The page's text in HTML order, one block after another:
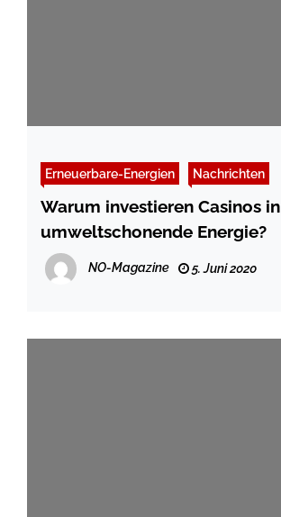
Erneuerbare-Energien Nachrichten
Warum investieren Casinos in
umweltschonende Energie?
NO-Magazine 5. Juni 2020